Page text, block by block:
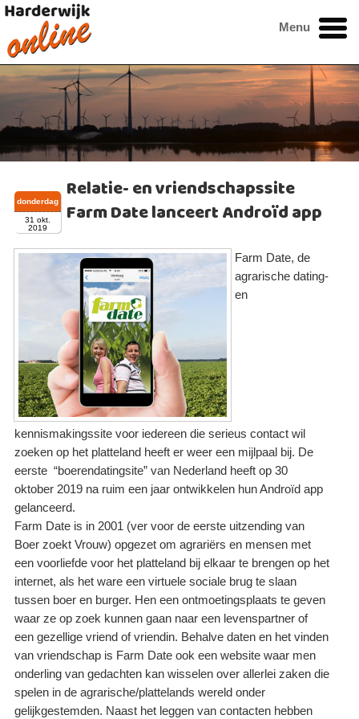
Menu
Relatie- en vriendschapssite
Farm Date lanceert Androïd app
donderdag
31 okt.
2019
Farm Date, de
agrarische dating-
en
kennismakingssite voor iedereen die serieus contact wil
zoeken op het platteland heeft er weer een mijlpaal bij. De
eerste “boerendatingsite” van Nederland heeft op 30
oktober 2019 na ruim een jaar ontwikkelen hun Androïd app
gelanceerd.
Farm Date is in 2001 (ver voor de eerste uitzending van
Boer zoekt Vrouw) opgezet om agrariërs en mensen met
een voorliefde voor het platteland bij elkaar te brengen op het
internet, als het ware een virtuele sociale brug te slaan
tussen boer en burger. Hen een ontmoetingsplaats te geven
waar ze op zoek kunnen gaan naar een levenspartner of
een gezellige vriend of vriendin. Behalve daten en het vinden
van vriendschap is Farm Date ook een website waar men
onderling van gedachten kan wisselen over allerlei zaken die
spelen in de agrarische/plattelands wereld onder
gelijkgestemden. Naast het leggen van contacten hebben